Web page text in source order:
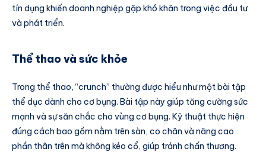
tín dụng khiến doanh nghiệp gặp khó khăn trong việc đầu tư
và phát triển.
Thể thao và sức khỏe
Trong thể thao, “crunch” thường được hiểu như một bài tập
thể dục dành cho cơ bụng. Bài tập này giúp tăng cường sức
mạnh và sự săn chắc cho vùng cơ bụng. Kỹ thuật thực hiện
đúng cách bao gồm nằm trên sàn, co chân và nâng cao
phần thân trên mà không kéo cổ, giúp tránh chấn thương.